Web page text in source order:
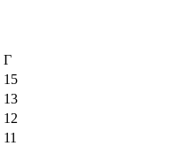
Г
15
13
12
11